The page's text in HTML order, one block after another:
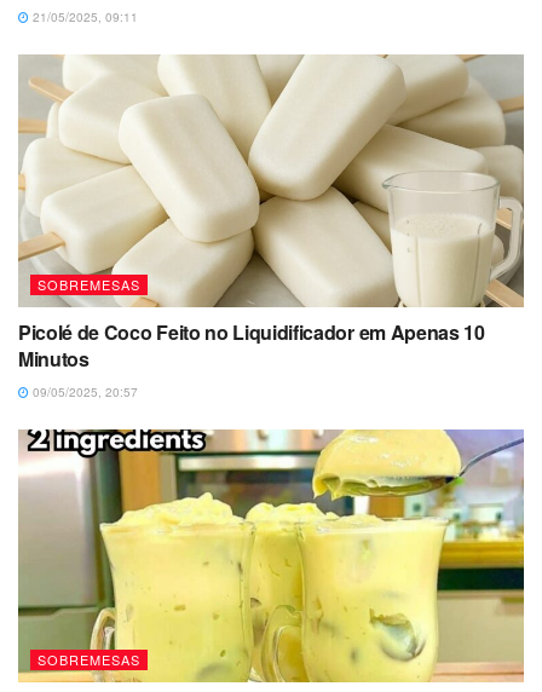
21/05/2025, 09:11
SOBREMESAS
Picolé de Coco Feito no Liquidificador em Apenas 10
Minutos
09/05/2025, 20:57
SOBREMESAS